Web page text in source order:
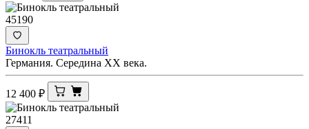
45190
Бинокль театральный
Германия. Середина XX века.
12 400 ₽
27411